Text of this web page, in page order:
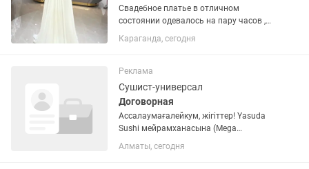
Свадебное платье в отличном
состоянии одевалось на пару часов ,
размер 42-46, покупалось в магазине
Malinelli
Караганда, сегодня
Реклама
Сушист-универсал
Договорная
Ассалаумағалейкум, жігіттер! Yasuda
Sushi мейрамханасына (Mega
Сейфуллин) тәжірибелі сушист қажет.
Жұмыс шарттары: 📅 Жұмыс кестесі:
Алматы, сегодня